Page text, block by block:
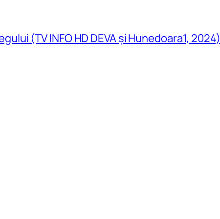
(TV INFO HD DEVA și Hunedoara1, 2024)